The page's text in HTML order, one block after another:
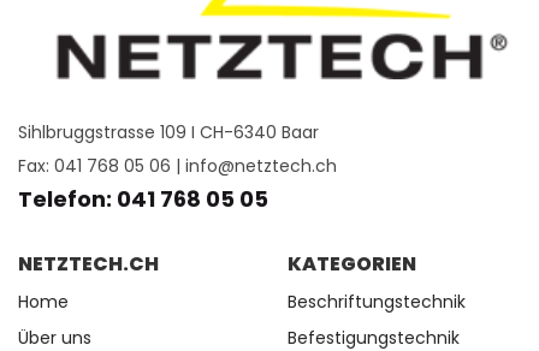
Sihlbruggstrasse 109 I CH-6340 Baar
Fax: 041 768 05 06 | info@netztech.ch
Telefon: 041 768 05 05
NETZTECH.CH
Home
Über uns
KATEGORIEN
Beschriftungstechnik
Befestigungstechnik